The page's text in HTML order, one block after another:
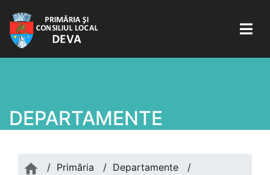
DEPARTAMENTE
/ Primăria / Departamente
/